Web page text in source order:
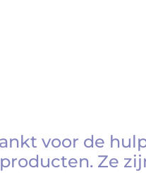
voor de
Ze